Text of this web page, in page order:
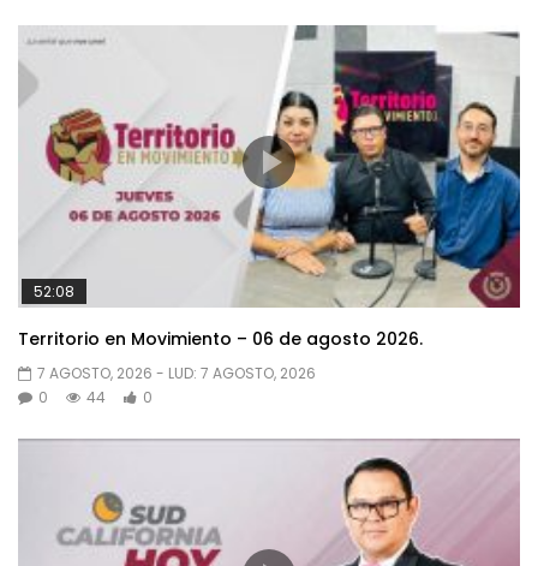
52:08
Territorio en Movimiento – 06 de agosto 2026.
7 AGOSTO, 2026 - LUD: 7 AGOSTO, 2026
0
44 0